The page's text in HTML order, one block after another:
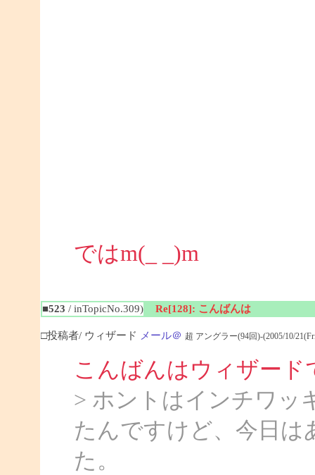
ではm(_ _)m
■523 / inTopicNo.309) Re[128]: こんばんは
□投稿者/ ウィザード メール＠ 超 アングラー(94回)-(2005/10/
こんばんはウィザード
> ホントはインチワッ
たんですけど、今日
た。